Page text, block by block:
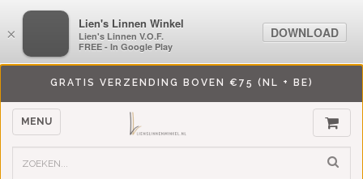
GRATIS VERZENDING BOVEN €75 (NL + BE)
MENU
×
LiensLinnenwinkel.nl
Lien's Linnen V.O.F.
FREE - In Google Play
DOWNLOAD
×
Lien's Linnen Winkel
Lien's Linnen V.O.F.
FREE - In Google Play
DOWNLOAD